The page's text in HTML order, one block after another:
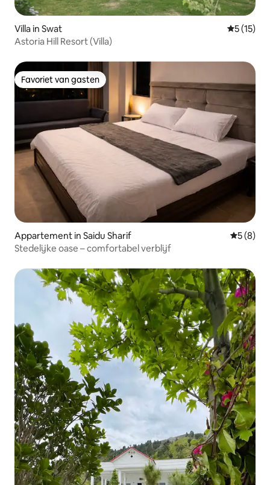
Villa in Swat
5 (15)
Astoria Hill Resort (Villa)
Favoriet van gasten
Favoriet van gasten
Appartement in Saidu Sharif
5 (8)
Stedelijke oase – comfortabel verblijf